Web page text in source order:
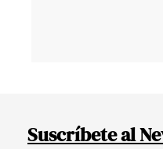
Suscríbete al